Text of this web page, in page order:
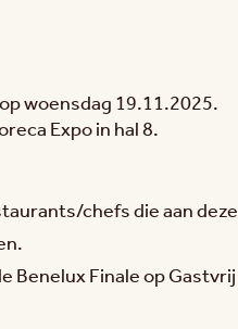
woensdag 19.11.2025.
Expo in hal 8.
chefs die aan deze
Benelux Finale op Gastvrij